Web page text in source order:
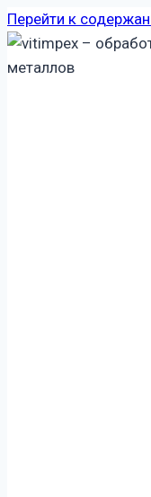
Перейти к